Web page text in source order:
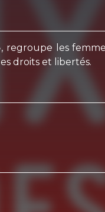
regroupe les
droits et libertés.